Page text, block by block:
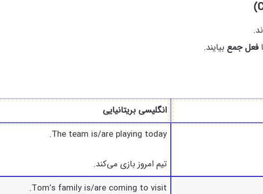
فعل جمع بیایند.
انگلیسی بریتانیایی
The team is/are playing today.
تیم امروز بازی می‌کند.
Tom’s family is/are coming to visit.